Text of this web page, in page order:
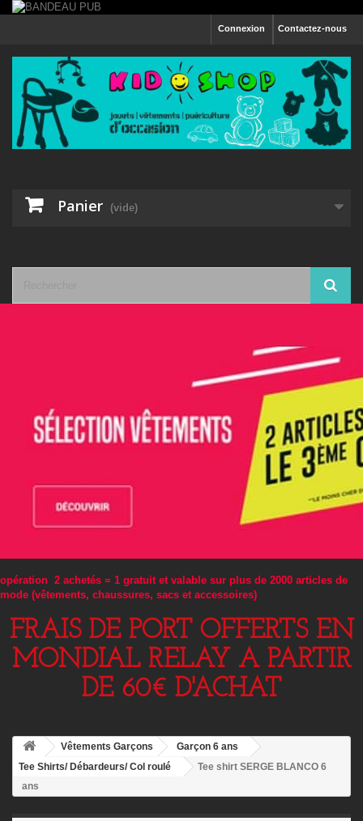
Contactez-nous
Connexion
Panier (vide)
opération 2 achetés = 1 gratuit et valable sur plus de 2000 articles de
mode (vêtements, chaussures, sacs et accessoires)
FRAIS DE PORT OFFERTS EN
MONDIAL RELAY A PARTIR
DE 60€ D'ACHAT
Vêtements Garçons
Garçon 6 ans
Tee Shirts/ Débardeurs/ Col roulé
Tee shirt SERGE BLANCO 6
ans